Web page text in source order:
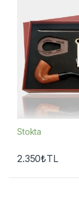
Stokta
2.350₺TL